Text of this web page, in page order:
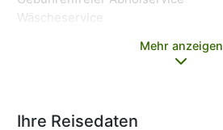
Wäscheservice
Mehr anzeigen
Ihre Reisedaten